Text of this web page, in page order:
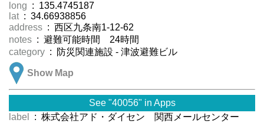
long : 135.4745187
lat : 34.66938856
address : 西区九条南1-12-62
notes : 避難可能時間 24時間
category : 防災関連施設 - 津波避難ビル
Show Map
See "40056" in Apps
label
: 株式会社アド・ダイセン 関西メールセンター